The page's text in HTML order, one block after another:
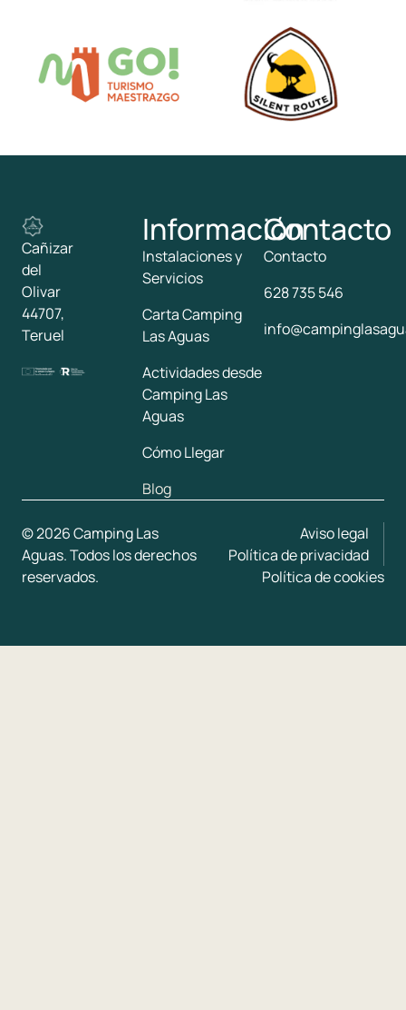
Cañizar
del
Olivar
44707,
Teruel
Información
Instalaciones y
Servicios
Carta Camping
Las Aguas
Actividades desde
Camping Las
Aguas
Cómo Llegar
Blog
Contacto
Contacto
628 735 546
© 2026 Camping Las
Aguas. Todos los derechos
reservados.
Aviso legal
Política de privacidad
Política de cookies